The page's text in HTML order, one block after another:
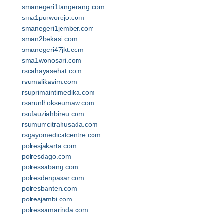
smanegeri1tangerang.com
sma1purworejo.com
smanegeri1jember.com
sman2bekasi.com
smanegeri47jkt.com
sma1wonosari.com
rscahayasehat.com
rsumalikasim.com
rsuprimaintimedika.com
rsarunlhokseumaw.com
rsufauziahbireu.com
rsumumcitrahusada.com
rsgayomedicalcentre.com
polresjakarta.com
polresdago.com
polressabang.com
polresdenpasar.com
polresbanten.com
polresjambi.com
polressamarinda.com